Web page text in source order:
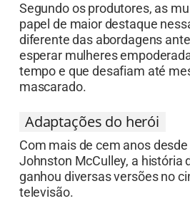
Segundo os produtores, as
papel de maior destaque
diferente das abordagens
esperar mulheres
tempo e que desafiam até
mascarado.
Adaptações do herói
Com mais de cem anos
Johnston McCulley, a história
ganhou diversas versões no
televisão.